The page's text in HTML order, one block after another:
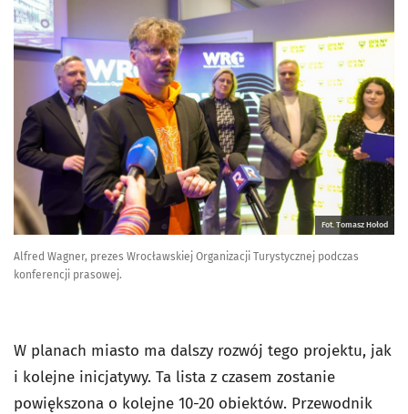
Fot. Tomasz Hołod
Alfred Wagner, prezes Wrocławskiej Organizacji Turystycznej podczas
konferencji prasowej.
W planach miasto ma dalszy rozwój tego projektu, jak
i kolejne inicjatywy. Ta lista z czasem zostanie
powiększona o kolejne 10-20 obiektów. Przewodnik